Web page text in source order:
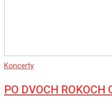
Koncerty
PO DVOCH